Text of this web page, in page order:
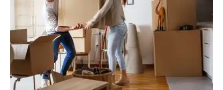
Déménagement particulier
Service Aide demenageur